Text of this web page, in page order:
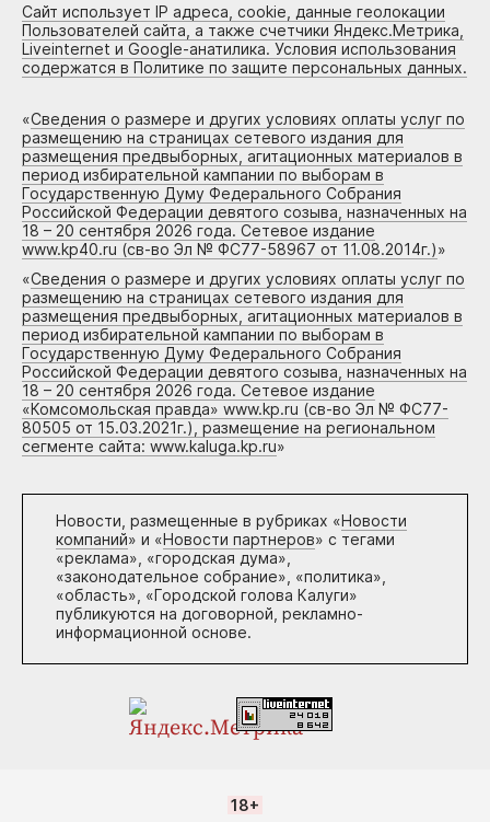
Сайт использует IP адреса, cookie, данные геолокации
Пользователей сайта, а также счетчики Яндекс.Метрика,
Liveinternet и Google-анатилика. Условия использования
содержатся в Политике по защите персональных данных.
«Сведения о размере и других условиях оплаты услуг по
размещению на страницах сетевого издания для
размещения предвыборных, агитационных материалов в
период избирательной кампании по выборам в
Государственную Думу Федерального Собрания
Российской Федерации девятого созыва, назначенных на
18 – 20 сентября 2026 года. Сетевое издание
www.kp40.ru (св-во Эл № ФС77-58967 от 11.08.2014г.)»
«Сведения о размере и других условиях оплаты услуг по
размещению на страницах сетевого издания для
размещения предвыборных, агитационных материалов в
период избирательной кампании по выборам в
Государственную Думу Федерального Собрания
Российской Федерации девятого созыва, назначенных на
18 – 20 сентября 2026 года. Сетевое издание
«Комсомольская правда» www.kp.ru (св-во Эл № ФС77-
80505 от 15.03.2021г.), размещение на региональном
сегменте сайта: www.kaluga.kp.ru»
Новости, размещенные в рубриках «Новости
компаний» и «Новости партнеров» с тегами
«реклама», «городская дума»,
«законодательное собрание», «политика»,
«область», «Городской голова Калуги»
публикуются на договорной, рекламно-
информационной основе.
18+